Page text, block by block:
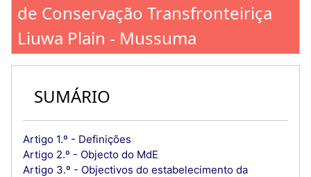
de Conservação Transfronteiriça
Liuwa Plain - Mussuma
SUMÁRIO
Artigo 1.º - Definições
Artigo 2.º - Objecto do MdE
Artigo 3.º - Objectivos do estabelecimento da